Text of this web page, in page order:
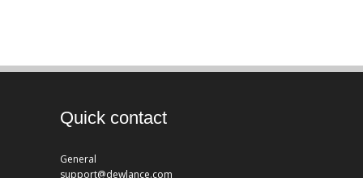
Quick contact
General
support@dewlance.com